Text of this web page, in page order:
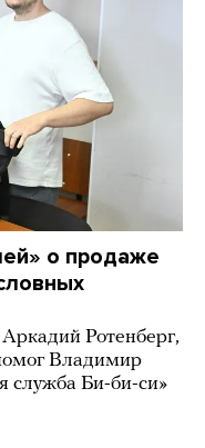
о продаже
Ротенберг,
Владимир
служба Би-би-си»